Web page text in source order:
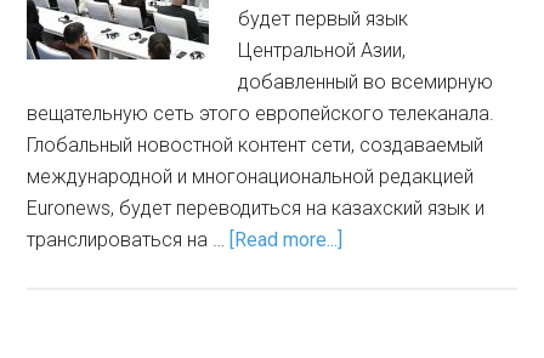
будет первый язык
Центральной Азии,
добавленный во всемирную
вещательную сеть этого европейского телеканала.
Глобальный новостной контент сети, создаваемый
международной и многонациональной редакцией
Euronews, будет переводиться на казахский язык и
транслироваться на … [Read more...]